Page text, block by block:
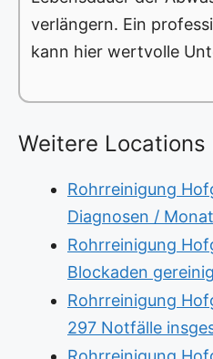
verlängern. Ein
kann hier wertvolle
Weitere Locations
Rohrreinigung
Diagnosen / Monat
Rohrreinigung
Blockaden
Rohrreinigung
297 Notfälle